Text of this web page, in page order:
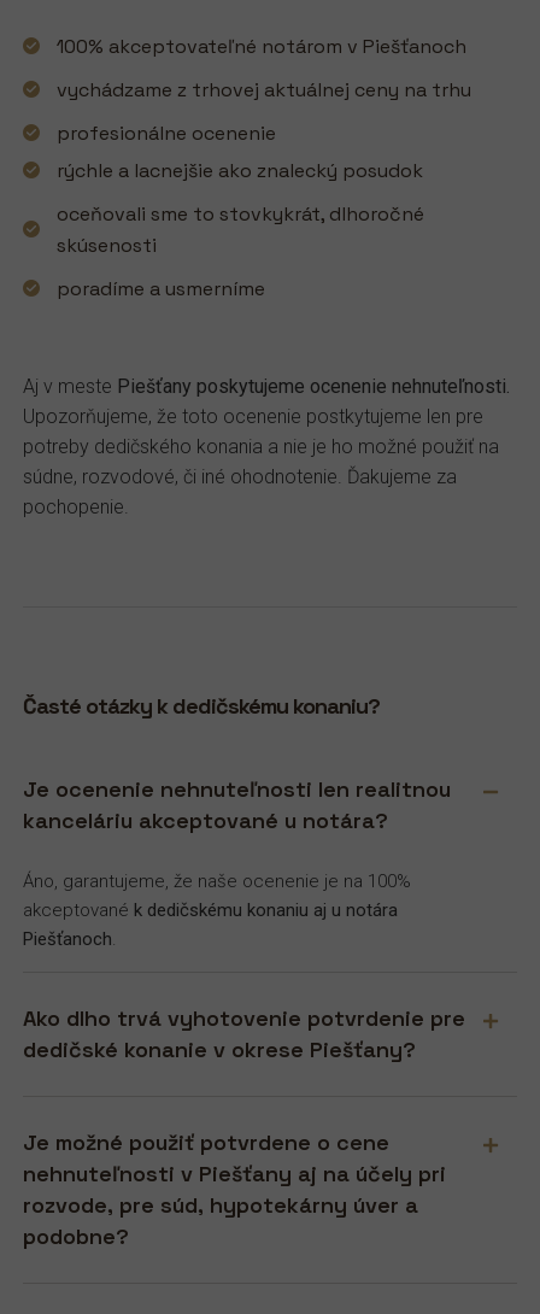
100% akceptovateľné notárom v Piešťanoch
vychádzame z trhovej aktuálnej ceny na trhu
profesionálne ocenenie
rýchle a lacnejšie ako znalecký posudok
oceňovali sme to stovkykrát, dlhoročné
skúsenosti
poradíme a usmerníme
Aj v meste Piešťany poskytujeme ocenenie nehnuteľnosti.
Upozorňujeme, že toto ocenenie postkytujeme len pre
potreby dedičského konania a nie je ho možné použiť na
súdne, rozvodové, či iné ohodnotenie. Ďakujeme za
pochopenie.
Časté otázky k dedičskému konaniu?
Je ocenenie nehnuteľnosti len realitnou
kanceláriu akceptované u notára?
Áno, garantujeme, že naše ocenenie je na 100%
akceptované k dedičskému konaniu aj u notára
Piešťanoch.
Ako dlho trvá vyhotovenie potvrdenie pre
dedičské konanie v okrese Piešťany?
Je možné použiť potvrdene o cene
nehnuteľnosti v Piešťany aj na účely pri
rozvode, pre súd, hypotekárny úver a
podobne?